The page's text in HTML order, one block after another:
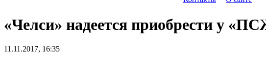
«Челси» надеется приобрести у
11.11.2017, 16:35